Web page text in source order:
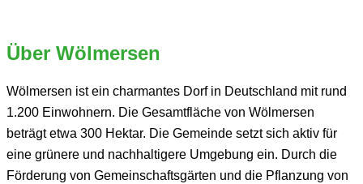
Über Wölmersen
Wölmersen ist ein charmantes Dorf in Deutschland mit rund
1.200 Einwohnern. Die Gesamtfläche von Wölmersen
beträgt etwa 300 Hektar. Die Gemeinde setzt sich aktiv für
eine grünere und nachhaltigere Umgebung ein. Durch die
Förderung von Gemeinschaftsgärten und die Pflanzung von